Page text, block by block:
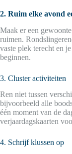
2. Ruim elke avond
Maak er een
ruimen.
vaste plek terecht en
beginnen.
3. Cluster activiteiten
Ren niet tussen
bijvoorbeeld alle
één moment van de
verjaardagskaarten
4. Schrijf klussen op